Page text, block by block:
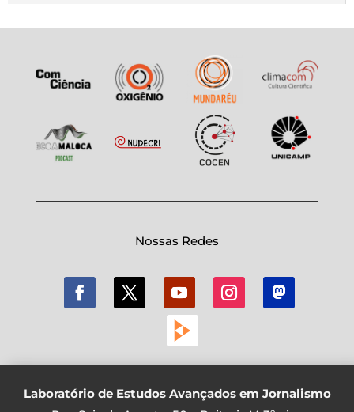
Nossas Redes
Laboratório de Estudos Avançados em Jornalismo